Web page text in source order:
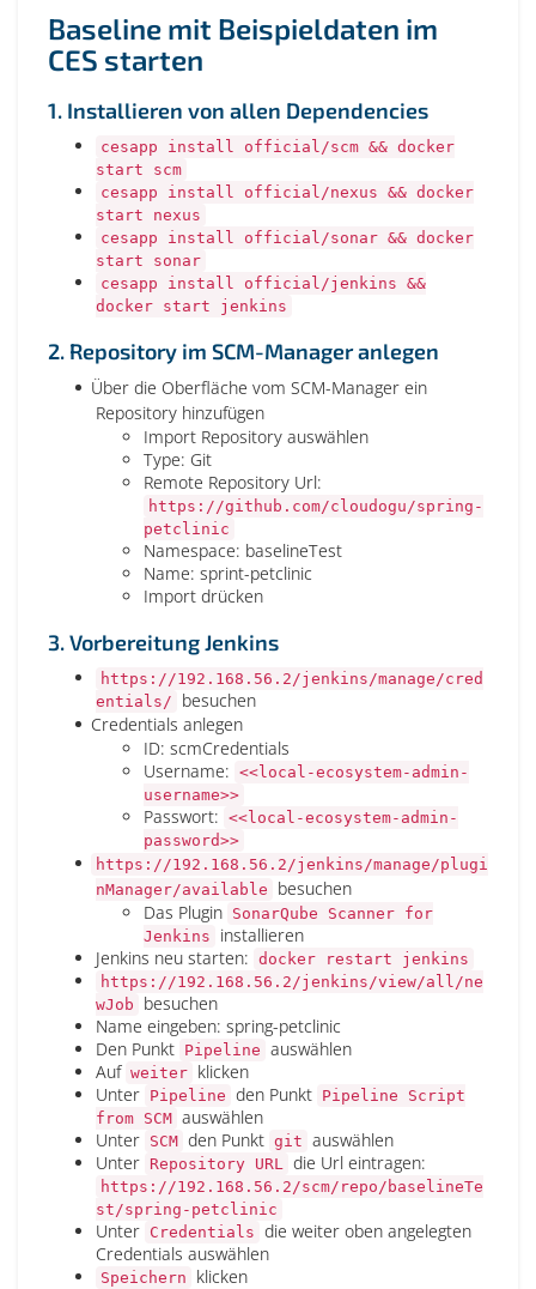
Baseline mit Beispieldaten im
CES starten
1. Installieren von allen Dependencies
cesapp install official/scm && docker
start scm
cesapp install official/nexus && docker
start nexus
cesapp install official/sonar && docker
start sonar
cesapp install official/jenkins &&
docker start jenkins
2. Repository im SCM-Manager anlegen
Über die Oberfläche vom SCM-Manager ein
Repository hinzufügen
Import Repository auswählen
Type: Git
Remote Repository Url:
https://github.com/cloudogu/spring-
petclinic
Namespace: baselineTest
Name: sprint-petclinic
Import drücken
3. Vorbereitung Jenkins
https://192.168.56.2/jenkins/manage/cred
entials/
besuchen
Credentials anlegen
ID: scmCredentials
Username: <<local-ecosystem-admin-
username>>
Passwort: <<local-ecosystem-admin-
password>>
https://192.168.56.2/jenkins/manage/plugi
nManager/available
besuchen
Das Plugin SonarQube Scanner for
Jenkins
installieren
Jenkins neu starten: docker restart jenkins
https://192.168.56.2/jenkins/view/all/ne
wJob
besuchen
Name eingeben: spring-petclinic
Den Punkt Pipeline auswählen
Auf weiter klicken
Unter Pipeline den Punkt Pipeline Script
from SCM auswählen
Unter SCM den Punkt git auswählen
Unter Repository URL die Url eintragen:
https://192.168.56.2/scm/repo/baselineTe
st/spring-petclinic
Unter Credentials die weiter oben angelegten
Credentials auswählen
Speichern klicken